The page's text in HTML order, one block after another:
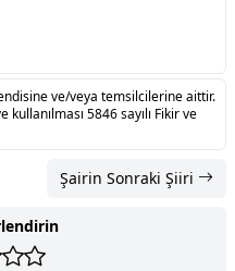
ve/veya temsilcilerine aittir.
5846 sayılı Fikir ve
Şairin Sonraki Şiiri